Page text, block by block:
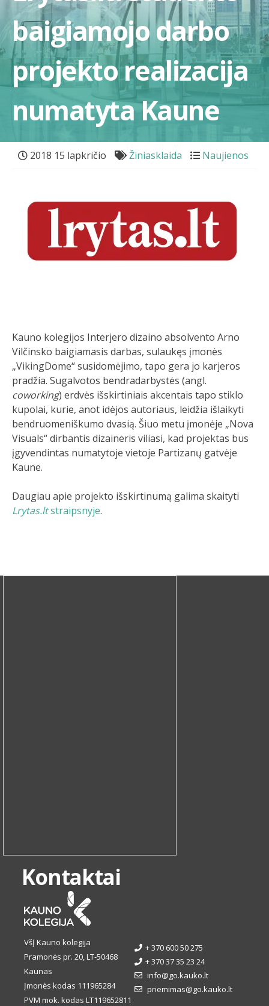
baigiamojo darbo
projekto realizacija
numatyta Kaune
2018 15 lapkričio Žiniasklaida Naujienos
Kauno kolegijos Interjero dizaino absolvento Arno
Vilčinsko baigiamasis darbas, sulaukęs įmonės
„VikingDome“ susidomėjimo, tapo gera jo karjeros
pradžia. Sugalvotos bendradarbystės (angl.
coworking) erdvės išskirtiniais akcentais tapo stiklo
kupolai, kurie, anot idėjos autoriaus, leidžia išlaikyti
bendruomeniškumo dvasią. Šiuo metu įmonėje „Nova
Visuals“ dirbantis dizaineris viliasi, kad projektas bus
įgyvendintas numatytoje vietoje Partizanų gatvėje
Kaune.
Daugiau apie projekto išskirtinumą galima skaityti
Lrytas.ltstraipsnyje.
Kontaktai
VšĮ Kauno kolegija
Pramonės pr. 20, LT-50468
Kaunas
Įmonės kodas 111965284
PVM mok. kodas LT119652811
+ 370 600 50 275
+ 370 37 35 23 24
info@go.kauko.lt
priemimas@go.kauko.lt